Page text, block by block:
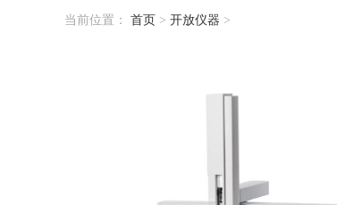
当前位置： 首页 > 开放仪器 >